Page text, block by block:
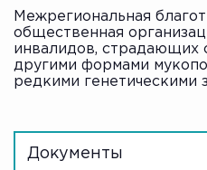
Межрегиональная
общественная
инвалидов, страдающих
другими формами
редкими генетическими
Документы